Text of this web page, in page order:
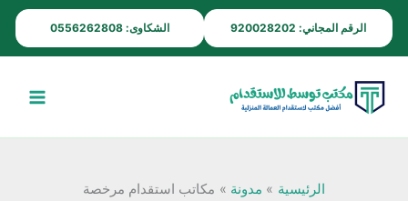
الرقم المجاني: 920028202 الشكاوى: 0556262808
تخطي
إلى
المحتوى
الرئيسية مدونة مكاتب استقدام مرخصة